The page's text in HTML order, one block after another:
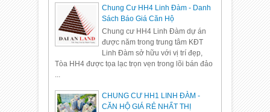
Chung Cư HH4 Linh Đàm - Danh
Sách Báo Giá Căn Hộ
Chung cư HH4 Linh Đàm dự án
được năm trong trung tâm KĐT
Linh Đàm sở hữu với vị trí đẹp,
Tòa HH4 được tọa lạc trọn vẹn trong lõi bán đảo
CHUNG CƯ HH1 LINH ĐÀM -
CĂN HỘ GIÁ RẺ NHẤT THỊ